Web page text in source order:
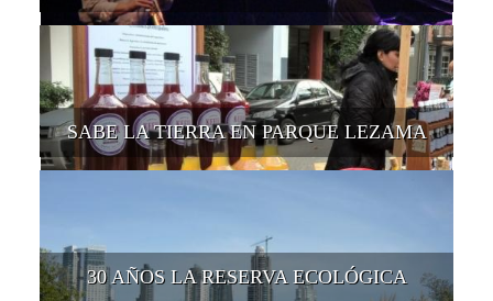
SABE LA TIERRA EN PARQUE LEZAMA
30 AÑOS LA RESERVA ECOLÓGICA